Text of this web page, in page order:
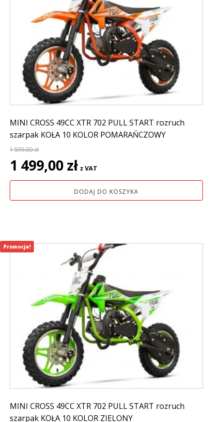
MINI CROSS 49CC XTR 702 PULL START rozruch
szarpak KOŁA 10 KOLOR POMARAŃCZOWY
1 599,00zł
Pierwotna
cena
wynosiła:
1 499,00 zł cena
wynosi:
1
z VAT
DODAJ DO KOSZYKA
MINI CROSS 49CC XTR 702 PULL START rozruch
szarpak KOŁA 10 KOLOR ZIELONY
Promocja!